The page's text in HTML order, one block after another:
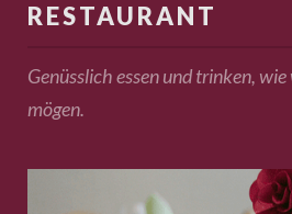
RESTAURANT
Genüsslich essen und trinken,
mögen.